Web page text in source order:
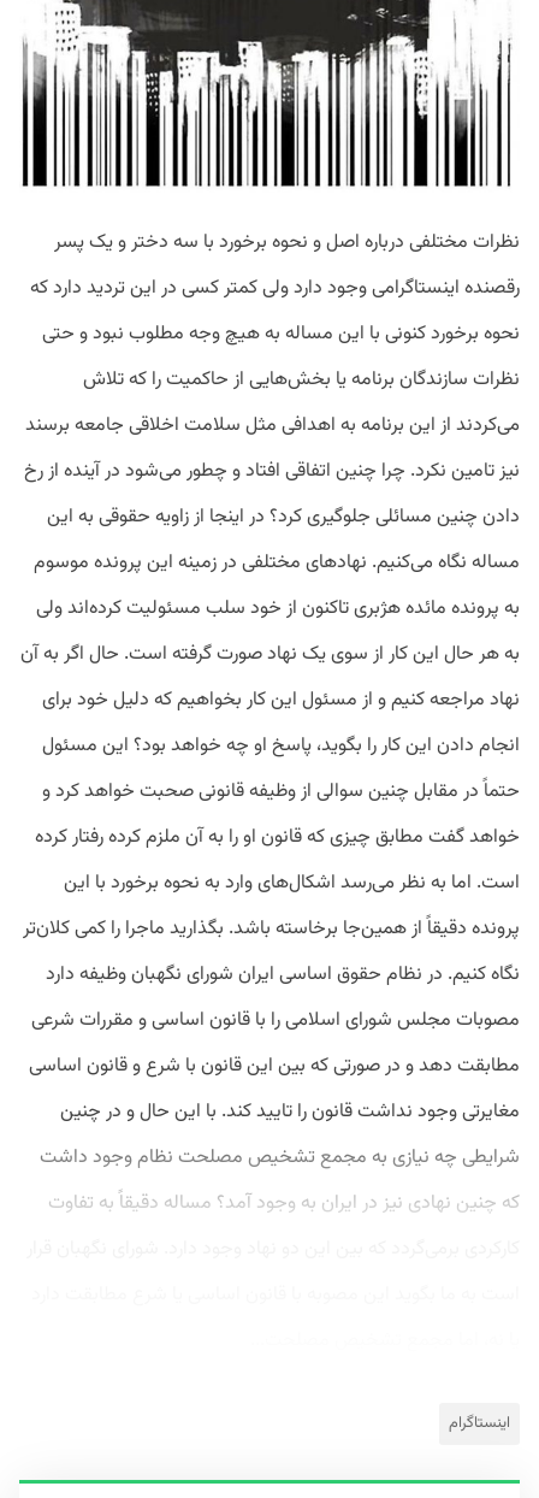
نظرات مختلفی درباره اصل و نحوه برخورد با سه دختر و یک پسر
رقصنده اینستاگرامی وجود دارد ولی کمتر کسی در این تردید دارد که
نحوه برخورد کنونی با این مساله به هیچ وجه مطلوب نبود و حتی
نظرات سازندگان برنامه یا بخش‌هایی از حاکمیت را که تلاش
می‌کردند از این برنامه به اهدافی مثل سلامت اخلاقی جامعه برسند
نیز تامین نکرد. چرا چنین اتفاقی افتاد و چطور می‌شود در آینده از رخ
دادن چنین مسائلی جلوگیری کرد؟ در اینجا از زاویه حقوقی به این
مساله نگاه می‌کنیم. نهادهای مختلفی در زمینه این پرونده موسوم
به پرونده مائده هژبری تاکنون از خود سلب مسئولیت کرده‌اند ولی
به هر حال این کار از سوی یک نهاد صورت گرفته است. حال اگر به آن
نهاد مراجعه کنیم و از مسئول این کار بخواهیم که دلیل خود برای
انجام دادن این کار را بگوید، پاسخ او چه خواهد بود؟ این مسئول
حتماً در مقابل چنین سوالی از وظیفه قانونی صحبت خواهد کرد و
خواهد گفت مطابق چیزی که قانون او را به آن ملزم کرده رفتار کرده
است. اما به نظر می‌رسد اشکال‌های وارد به نحوه برخورد با این
پرونده دقیقاً از همین‌جا برخاسته باشد. بگذارید ماجرا را کمی کلان‌تر
نگاه کنیم. در نظام حقوق اساسی ایران شورای نگهبان وظیفه دارد
مصوبات مجلس شورای اسلامی را با قانون اساسی و مقررات شرعی
مطابقت دهد و در صورتی که بین این قانون با شرع و قانون اساسی
مغایرتی وجود نداشت قانون را تایید کند. با این حال و در چنین
شرایطی چه نیازی به مجمع تشخیص مصلحت نظام وجود داشت
که چنین نهادی نیز در ایران به وجود آمد؟ مساله دقیقاً به تفاوت
اینستاگرام